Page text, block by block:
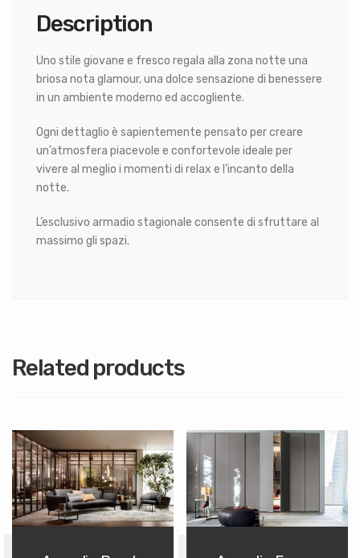
Description
Uno stile giovane e fresco regala alla zona notte una
briosa nota glamour, una dolce sensazione di benessere
in un ambiente moderno ed accogliente.
Ogni dettaglio è sapientemente pensato per creare
un’atmosfera piacevole e confortevole ideale per
vivere al meglio i momenti di relax e l’incanto della
notte.
L’esclusivo armadio stagionale consente di sfruttare al
massimo gli spazi.
Related products